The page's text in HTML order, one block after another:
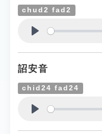
chud2 fad2
詔安音
chid24 fad24